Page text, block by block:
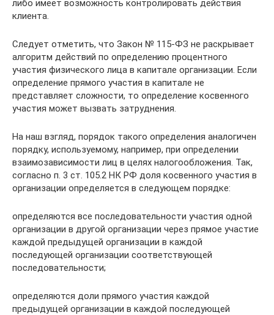
либо имеет возможность контролировать действия
клиента.
Следует отметить, что Закон № 115-ФЗ не раскрывает
алгоритм действий по определению процентного
участия физического лица в капитале организации. Если
определение прямого участия в капитале не
представляет сложности, то определение косвенного
участия может вызвать затруднения.
На наш взгляд, порядок такого определения аналогичен
порядку, используемому, например, при определении
взаимозависимости лиц в целях налогообложения. Так,
согласно п. 3 ст. 105.2 НК РФ доля косвенного участия в
организации определяется в следующем порядке:
определяются все последовательности участия одной
организации в другой организации через прямое участие
каждой предыдущей организации в каждой
последующей организации соответствующей
последовательности;
определяются доли прямого участия каждой
предыдущей организации в каждой последующей